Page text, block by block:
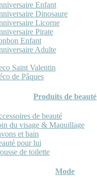
Enfant
Dinosaure
Licorne
Pirate
Enfant
Adulte
Saint Valentin
de Pâques
Produits de beauté
de beauté
du visage & Maquillage
et bain
pour lui
de toilette
Mode